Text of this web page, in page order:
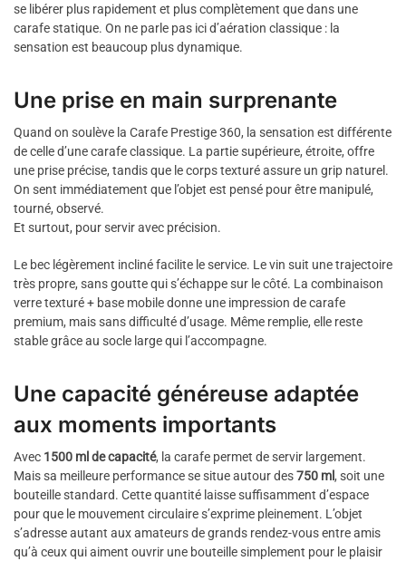
se libérer plus rapidement et plus complètement que dans une
carafe statique. On ne parle pas ici d’aération classique : la
sensation est beaucoup plus dynamique.
Une prise en main surprenante
Quand on soulève la Carafe Prestige 360, la sensation est différente
de celle d’une carafe classique. La partie supérieure, étroite, offre
une prise précise, tandis que le corps texturé assure un grip naturel.
On sent immédiatement que l’objet est pensé pour être manipulé,
tourné, observé.
Et surtout, pour servir avec précision.
Le bec légèrement incliné facilite le service. Le vin suit une trajectoire
très propre, sans goutte qui s’échappe sur le côté. La combinaison
verre texturé + base mobile donne une impression de carafe
premium, mais sans difficulté d’usage. Même remplie, elle reste
stable grâce au socle large qui l’accompagne.
Une capacité généreuse adaptée
aux moments importants
Avec 1500 ml de capacité, la carafe permet de servir largement.
Mais sa meilleure performance se situe autour des750 ml, soit une
bouteille standard. Cette quantité laisse suffisamment d’espace
pour que le mouvement circulaire s’exprime pleinement. L’objet
s’adresse autant aux amateurs de grands rendez-vous entre amis
qu’à ceux qui aiment ouvrir une bouteille simplement pour le plaisir